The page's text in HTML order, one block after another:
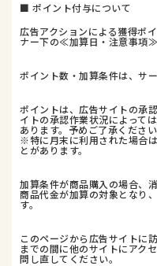
■ ポイント付与について
広告アクションによる獲得ポ
ナー下の≪加算日・注意事項≫
ポイント数・加算条件は、サ
ポイントは、広告サイトの承
イトの承認作業状況によって
あります。予めご了承ください
※特に月末に利用された場合
とがあります。
加算条件が商品購入の場合、
商品代金が加算の対象となり
す。
このページから広告サイトに
までの間に他のサイトにアク
問し直してください。